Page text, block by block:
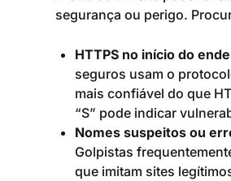
segurança ou perigo.
HTTPS no início do
seguros usam o
mais confiável do que
“S” pode indicar
Nomes suspeitos ou
Golpistas
que imitam sites